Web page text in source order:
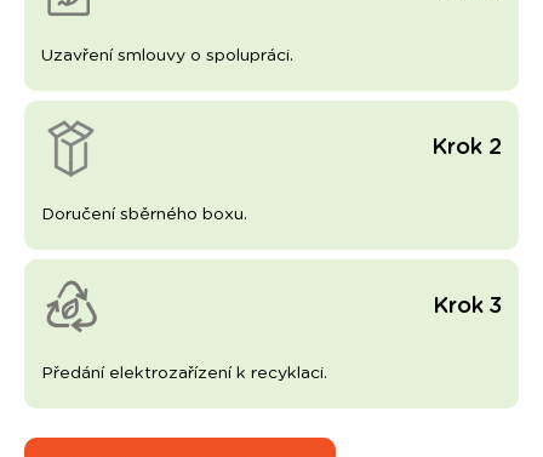
Uzavření smlouvy o spolupráci.
Krok 2
Doručení sběrného boxu.
Krok 3
Předání elektrozařízení k recyklaci.